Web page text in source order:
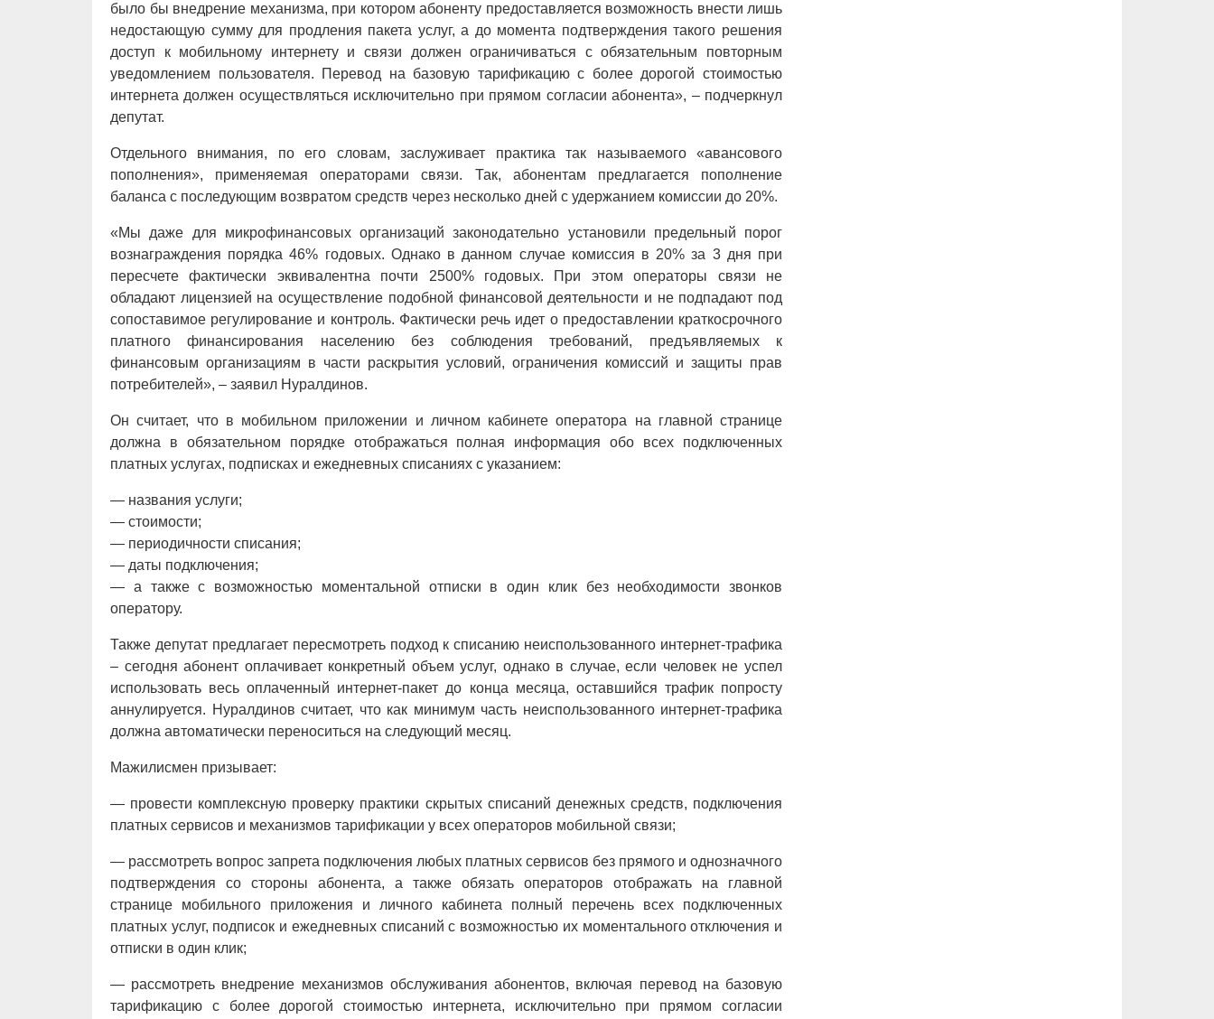
было бы внедрение механизма, при котором абоненту предоставляется возможность внести лишь
недостающую сумму для продления пакета услуг, а до момента подтверждения такого решения
доступ к мобильному интернету и связи должен ограничиваться с обязательным повторным
уведомлением пользователя. Перевод на базовую тарификацию с более дорогой стоимостью
интернета должен осуществляться исключительно при прямом согласии абонента», – подчеркнул
депутат.
Отдельного внимания, по его словам, заслуживает практика так называемого «авансового
пополнения», применяемая операторами связи. Так, абонентам предлагается пополнение
баланса с последующим возвратом средств через несколько дней с удержанием комиссии до 20%.
«Мы даже для микрофинансовых организаций законодательно установили предельный порог
вознаграждения порядка 46% годовых. Однако в данном случае комиссия в 20% за 3 дня при
пересчете фактически эквивалентна почти 2500% годовых. При этом операторы связи не
обладают лицензией на осуществление подобной финансовой деятельности и не подпадают под
сопоставимое регулирование и контроль. Фактически речь идет о предоставлении краткосрочного
платного финансирования населению без соблюдения требований, предъявляемых к
финансовым организациям в части раскрытия условий, ограничения комиссий и защиты прав
потребителей», – заявил Нуралдинов.
Он считает, что в мобильном приложении и личном кабинете оператора на главной странице
должна в обязательном порядке отображаться полная информация обо всех подключенных
платных услугах, подписках и ежедневных списаниях с указанием:
— названия услуги;
— стоимости;
— периодичности списания;
— даты подключения;
— а также с возможностью моментальной отписки в один клик без необходимости звонков
оператору.
Также депутат предлагает пересмотреть подход к списанию неиспользованного интернет-трафика
– сегодня абонент оплачивает конкретный объем услуг, однако в случае, если человек не успел
использовать весь оплаченный интернет-пакет до конца месяца, оставшийся трафик попросту
аннулируется. Нуралдинов считает, что как минимум часть неиспользованного интернет-трафика
должна автоматически переноситься на следующий месяц.
Мажилисмен призывает:
— провести комплексную проверку практики скрытых списаний денежных средств, подключения
платных сервисов и механизмов тарификации у всех операторов мобильной связи;
— рассмотреть вопрос запрета подключения любых платных сервисов без прямого и однозначного
подтверждения со стороны абонента, а также обязать операторов отображать на главной
странице мобильного приложения и личного кабинета полный перечень всех подключенных
платных услуг, подписок и ежедневных списаний с возможностью их моментального отключения и
отписки в один клик;
— рассмотреть внедрение механизмов обслуживания абонентов, включая перевод на базовую
тарификацию с более дорогой стоимостью интернета, исключительно при прямом согласии